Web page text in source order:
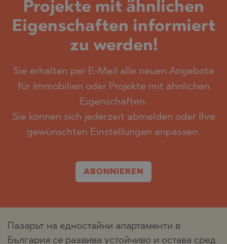
Projekte mit ähnlichen
Eigenschaften informiert
zu werden!
Sie erhalten per E-Mail alle neuen Angebote
für Immobilien oder Projekte mit ähnlichen
Eigenschaften.
Sie können sich jederzeit abmelden oder Ihre
gewünschten Einstellungen anpassen.
ABONNIEREN
Пазарът на едностайни апартаменти в
България се развива устойчиво и остава сред